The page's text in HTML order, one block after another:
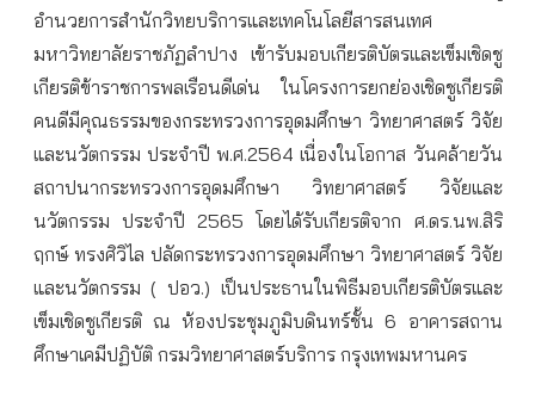
อำนวยการสำนักวิทยบริการและเทคโนโลยีสารสนเทศ
มหาวิทยาลัยราชภัฏลำปาง เข้ารับมอบเกียรติบัตรและเข็มเชิดชู
เกียรติข้าราชการพลเรือนดีเด่น ในโครงการยกย่องเชิดชูเกียรติ
คนดีมีคุณธรรมของกระทรวงการอุดมศึกษา วิทยาศาสตร์ วิจัย
และนวัตกรรม ประจำปี พ.ศ.2564 เนื่องในโอกาส วันคล้ายวัน
สถาปนากระทรวงการอุดมศึกษา วิทยาศาสตร์ วิจัยและ
นวัตกรรม ประจำปี 2565 โดยได้รับเกียรติจาก ศ.ดร.นพ.สิริ
ฤกษ์ ทรงศิวิไล ปลัดกระทรวงการอุดมศึกษา วิทยาศาสตร์ วิจัย
และนวัตกรรม ( ปอว.) เป็นประธานในพิธีมอบเกียรติบัตรและ
เข็มเชิดชูเกียรติ ณ ห้องประชุมภูมิบดินทร์ชั้น 6 อาคารสถาน
ศึกษาเคมีปฏิบัติ กรมวิทยาศาสตร์บริการ กรุงเทพมหานคร